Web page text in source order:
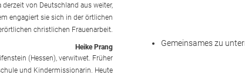
Gemeinsames zu
derzeit von Deutschland aus weiter,
engagiert sie sich in der örtlichen
christlichen Frauenarbeit.
Heike Prang
(Hessen), verwitwet. Früher
und Kindermissionarin. Heute